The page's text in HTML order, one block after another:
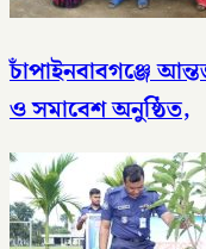
চাঁপাইনবাবগঞ্জে
ও সমাবেশ অনুষ্ঠিত,